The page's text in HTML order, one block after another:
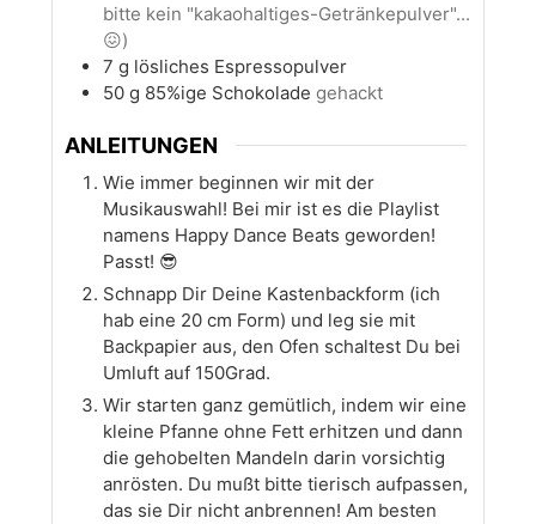
bitte kein "kakaohaltiges-Getränkepulver"...
😖)
7 g lösliches Espressopulver
50 g 85%ige Schokolade gehackt
ANLEITUNGEN
Wie immer beginnen wir mit der
Musikauswahl! Bei mir ist es die Playlist
namens Happy Dance Beats geworden!
Passt! 😎
Schnapp Dir Deine Kastenbackform (ich
hab eine 20 cm Form) und leg sie mit
Backpapier aus, den Ofen schaltest Du bei
Umluft auf 150Grad.
Wir starten ganz gemütlich, indem wir eine
kleine Pfanne ohne Fett erhitzen und dann
die gehobelten Mandeln darin vorsichtig
anrösten. Du mußt bitte tierisch aufpassen,
das sie Dir nicht anbrennen! Am besten